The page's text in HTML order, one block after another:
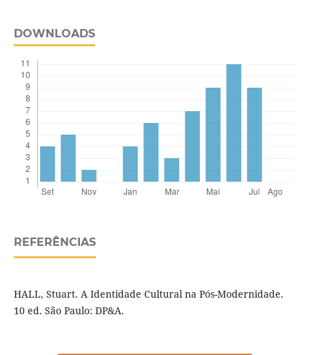
DOWNLOADS
REFERÊNCIAS
HALL, Stuart. A Identidade Cultural na Pós-Modernidade.
10 ed. São Paulo: DP&A.